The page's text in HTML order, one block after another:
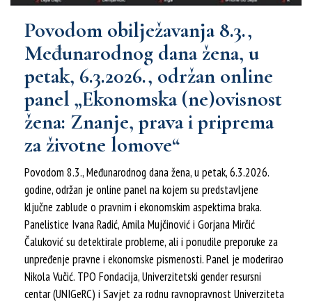
Povodom obilježavanja 8.3.,
Međunarodnog dana žena, u
petak, 6.3.2026., održan online
panel „Ekonomska (ne)ovisnost
žena: Znanje, prava i priprema
za životne lomove“
Povodom 8.3., Međunarodnog dana žena, u petak, 6.3.2026.
godine, održan je online panel na kojem su predstavljene
ključne zablude o pravnim i ekonomskim aspektima braka.
Panelistice Ivana Radić, Amila Mujčinović i Gorjana Mirčić
Čaluković su detektirale probleme, ali i ponudile preporuke za
unpređenje pravne i ekonomske pismenosti. Panel je moderirao
Nikola Vučić. TPO Fondacija, Univerzitetski gender resursni
centar (UNIGeRC) i Savjet za rodnu ravnopravnost Univerziteta